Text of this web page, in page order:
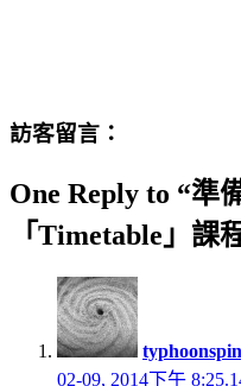
訪客留言：
One Reply to “準
「Timetable」課
02-09, 2014下午